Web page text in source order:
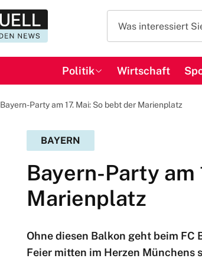
Politik Wirtschaft
Bayern-Party am 17. Mai: So bebt der Marienplatz
BAYERN
Bayern-Party am
Marienplatz
Ohne diesen Balkon geht beim
Feier mitten im Herzen Münchens